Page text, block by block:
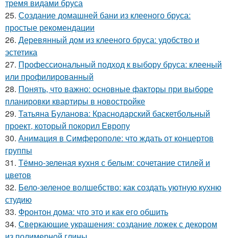
тремя видами бруса
25. Создание домашней бани из клееного бруса:
простые рекомендации
26. Деревянный дом из клееного бруса: удобство и
эстетика
27. Профессиональный подход к выбору бруса: клееный
или профилированный
28. Понять, что важно: основные факторы при выборе
планировки квартиры в новостройке
29. Татьяна Буланова: Краснодарский баскетбольный
проект, который покорил Европу
30. Анимация в Симферополе: что ждать от концертов
группы
31. Тёмно-зеленая кухня с белым: сочетание стилей и
цветов
32. Бело-зеленое волшебство: как создать уютную кухню
студию
33. Фронтон дома: что это и как его обшить
34. Сверкающие украшения: создание ложек с декором